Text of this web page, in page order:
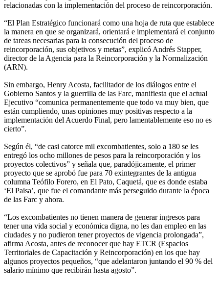
relacionadas con la implementación del proceso de reincorporación.
“El Plan Estratégico funcionará como una hoja de ruta que establece
la manera en que se organizará, orientará e implementará el conjunto
de tareas necesarias para la consecución del proceso de
reincorporación, sus objetivos y metas”, explicó Andrés Stapper,
director de la Agencia para la Reincorporación y la Normalización
(ARN).
Sin embargo, Henry Acosta, facilitador de los diálogos entre el
Gobierno Santos y la guerrilla de las Farc, manifiesta que el actual
Ejecutivo “comunica permanentemente que todo va muy bien, que
están cumpliendo, unas opiniones muy positivas respecto a la
implementación del Acuerdo Final, pero lamentablemente eso no es
cierto”.
Según él, “de casi catorce mil excombatientes, solo a 180 se les
entregó los ocho millones de pesos para la reincorporación y los
proyectos colectivos” y señala que, paradójicamente, el primer
proyecto que se aprobó fue para 70 exintegrantes de la antigua
columna Teófilo Forero, en El Pato, Caquetá, que es donde estaba
‘El Paisa’, que fue el comandante más perseguido durante la época
de las Farc y ahora.
“Los excombatientes no tienen manera de generar ingresos para
tener una vida social y económica digna, no les dan empleo en las
ciudades y no pudieron tener proyectos de vigencia prolongada”,
afirma Acosta, antes de reconocer que hay ETCR (Espacios
Territoriales de Capacitación y Reincorporación) en los que hay
algunos proyectos pequeños, “que adelantaron juntando el 90 % del
salario mínimo que recibirán hasta agosto”.